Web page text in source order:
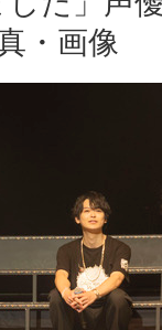
・画像